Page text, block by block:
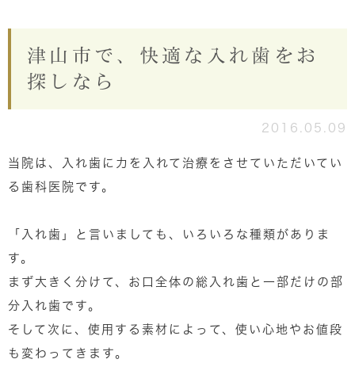
津山市で、快適な入れ歯をお
探しなら
2016.05.09
当院は、入れ歯に力を入れて治療をさせていただいてい
る歯科医院です。
「入れ歯」と言いましても、いろいろな種類がありま
す。
まず大きく分けて、お口全体の総入れ歯と一部だけの部
分入れ歯です。
そして次に、使用する素材によって、使い心地やお値段
も変わってきます。